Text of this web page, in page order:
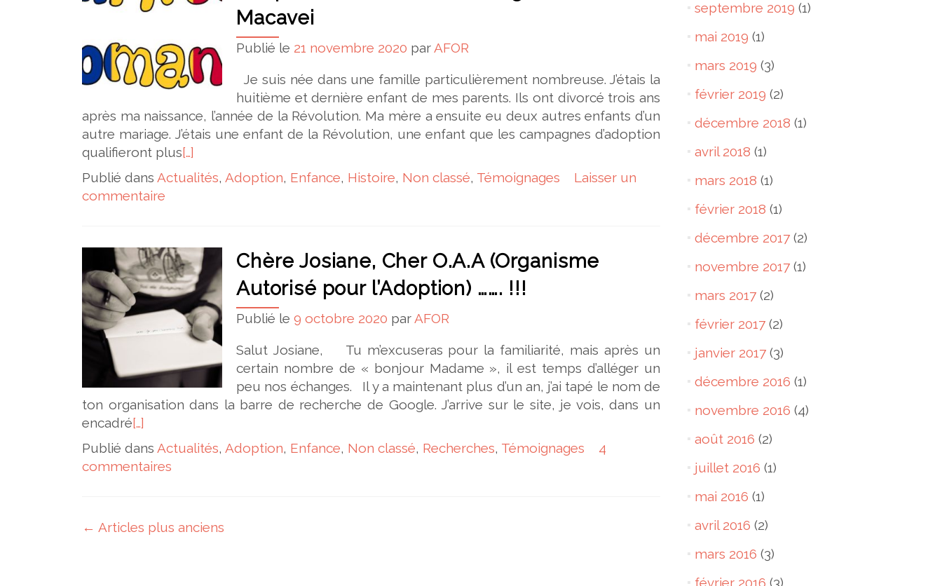
Macavei
Publié le 21 novembre 2020 par AFOR
Je suis née dans une famille particulièrement nombreuse. J’étais la
huitième et dernière enfant de mes parents. Ils ont divorcé trois ans
après ma naissance, l’année de la Révolution. Ma mère a ensuite eu deux autres enfants d’un
autre mariage. J’étais une enfant de la Révolution, une enfant que les campagnes d’adoption
qualifieront plus[…]
Publié dans Actualités, Adoption, Enfance, Histoire, Non classé, Témoignages
Laisser un
commentaire
Chère Josiane, Cher O.A.A (Organisme
Autorisé pour l’Adoption) ……. !!!
Publié le 9 octobre 2020 par AFOR
Salut Josiane, Tu m’excuseras pour la familiarité, mais après un
certain nombre de « bonjour Madame », il est temps d’alléger un
peu nos échanges. Il y a maintenant plus d’un an, j’ai tapé le nom de
ton organisation dans la barre de recherche de Google. J’arrive sur le site, je vois, dans un
encadré[…]
Publié dans Actualités, Adoption, Enfance, Non classé, Recherches, Témoignages
4
commentaires
Navigation des articles
← Articles plus anciens
septembre 2019 (1)
mai 2019 (1)
mars 2019 (3)
février 2019 (2)
décembre 2018 (1)
avril 2018 (1)
mars 2018 (1)
février 2018 (1)
décembre 2017(2)
novembre 2017(1)
mars 2017(2)
février 2017(2)
janvier 2017(3)
décembre 2016 (1)
novembre 2016 (4)
août 2016 (2)
juillet 2016 (1)
mai 2016 (1)
avril 2016 (2)
mars 2016 (3)
février 2016 (3)